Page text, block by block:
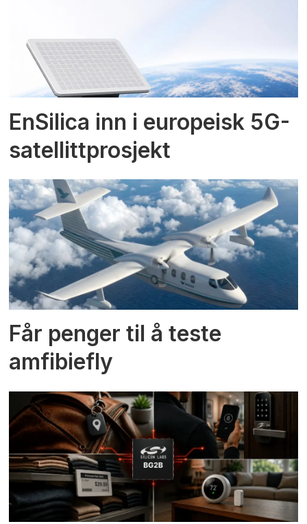
EnSilica inn i europeisk 5G-
satellittprosjekt
Får penger til å teste
amfibiefly